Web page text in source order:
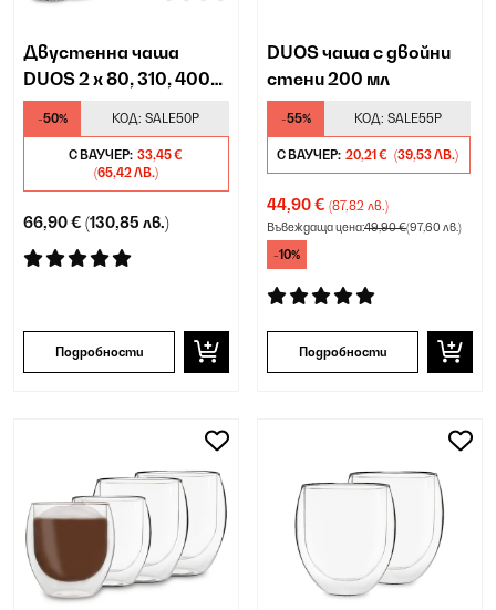
Двустенна чаша
DUOS 2 x 80, 310, 400
мл, включително
лъжичка
-50% КОД: SALE50P
С ВАУЧЕР: 33,45 €
(65,42 ЛВ.)
66,90 € (130,85 лв.)
Подробности
DUOS чаша с двойни
стени 200 мл
-55% КОД: SALE55P
С ВАУЧЕР: 20,21 € (39,53 ЛВ.)
44,90 € (87,82 лв.)
Въвеждаща цена:49,90 €(97,60 лв.)
-10%
Подробности